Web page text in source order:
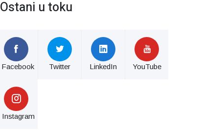
Ostani u toku
Facebook Twitter LinkedIn YouTube
Instagram